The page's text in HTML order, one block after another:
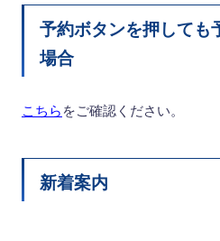
予約ボタンを押しても
場合
こちら をご確認ください。
新着案内